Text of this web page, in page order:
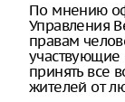
По мнению
Управления
правам
участвующие
принять все
жителей от